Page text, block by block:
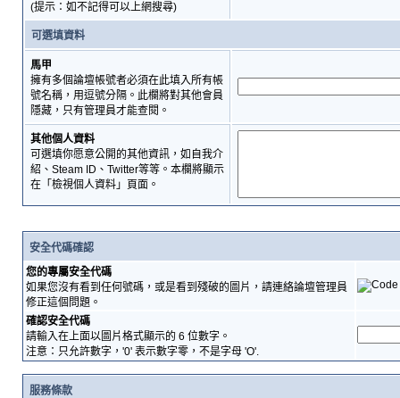
(提示：如不記得可以上網搜尋)
可選填資料
馬甲
擁有多個論壇帳號者必須在此填入所有帳
號名稱，用逗號分隔。此欄將對其他會員
隱藏，只有管理員才能查閱。
其他個人資料
可選填你愿意公開的其他資訊，如自我介
紹、Steam ID、Twitter等等。本欄將顯示
在「檢視個人資料」頁面。
安全代碼確認
您的專屬安全代碼
如果您沒有看到任何號碼，或是看到殘破的圖片，請連絡論壇管理員
修正這個問題。
確認安全代碼
請輸入在上面以圖片格式顯示的 6 位數字。
注意：只允許數字，'0' 表示數字零，不是字母 'O'.
服務條款